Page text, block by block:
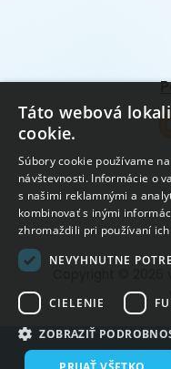
Copyright © 2026
Vytvorené
Táto webová
cookie.
Súbory cookie používame
návštevnosti. Informácie o
s našimi reklamnými a
kombinovať s inými
zhromaždili pri používaní
NEVYHNUTNE
CIELENIE
ZOBRAZIŤ